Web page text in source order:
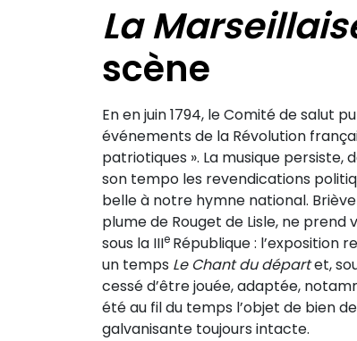
La
scène
En en juin 1794, le Comité de salut
événements de la Révolution
patriotiques ». La musique persiste,
son tempo les revendications
belle à notre hymne national.
plume de Rouget de Lisle, ne
sous la IIIe République :
un temps Le Chant du départet,
cessé d’être jouée, adaptée,
été au fil du temps l’objet de bien
galvanisante toujours intacte.